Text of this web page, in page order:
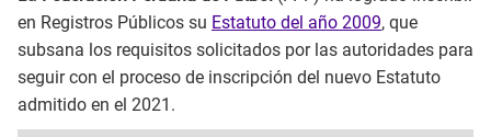
en Registros Públicos su Estatuto del año 2009, que
subsana los requisitos solicitados por las autoridades para
seguir con el proceso de inscripción del nuevo Estatuto
admitido en el 2021.